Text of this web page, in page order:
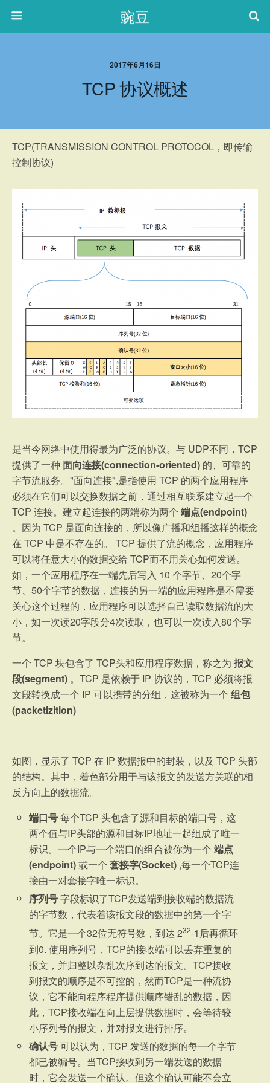
豌豆
2017年6月16日
TCP 协议概述
TCP(TRANSMISSION CONTROL PROTOCOL，即传输
控制协议)
是当今网络中使用得最为广泛的协议。与 UDP不同，TCP
提供了一种 面向连接(connection-oriented) 的、可靠的
字节流服务。"面向连接",是指使用 TCP 的两个应用程序
必须在它们可以交换数据之前，通过相互联系建立起一个
TCP 连接。建立起连接的两端称为两个 端点(endpoint)
。因为 TCP 是面向连接的，所以像广播和组播这样的概念
在 TCP 中是不存在的。 TCP 提供了流的概念，应用程序
可以将任意大小的数据交给 TCP而不用关心如何发送。
如，一个应用程序在一端先后写入 10 个字节、20个字
节、50个字节的数据，连接的另一端的应用程序是不需要
关心这个过程的，应用程序可以选择自己读取数据流的大
小，如一次读20字段分4次读取，也可以一次读入80个字
节。
一个 TCP 块包含了 TCP头和应用程序数据，称之为 报文
段(segment) 。TCP 是依赖于 IP 协议的，TCP 必须将报
文段转换成一个 IP 可以携带的分组，这被称为一个 组包
(packetizition)
如图，显示了 TCP 在 IP 数据报中的封装，以及 TCP 头部
的结构。其中，着色部分用于与该报文的发送方关联的相
反方向上的数据流。
端口号每个TCP 头包含了源和目标的端口号，这
两个值与IP头部的源和目标IP地址一起组成了唯一
标识。一个IP与一个端口的组合被你为一个端点
(endpoint)或一个套接字(Socket) ,每一个TCP连
接由一对套接字唯一标识。
序列号字段标识了TCP发送端到接收端的数据流
的字节数，代表着该报文段的数据中的第一个字
节。它是一个32位无符号数，到达 232-1后再循环
到0. 使用序列号，TCP的接收端可以丢弃重复的
报文，并归整以杂乱次序到达的报文。TCP接收
到报文的顺序是不可控的，然而TCP是一种流协
议，它不能向程序程序提供顺序错乱的数据，因
此，TCP接收端在向上层提供数据时，会等待较
小序列号的报文，并对报文进行排序。
确认号可以认为，TCP 发送的数据的每一个字节
都已被编号。当TCP接收到另一端发送的数据
时，它会发送一个确认。但这个确认可能不会立